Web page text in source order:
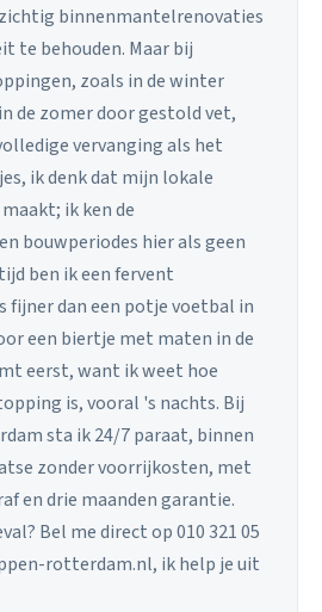
binnenmantelrenovaties
te behouden. Maar bij
zoals in de winter
de zomer door gestold vet,
vervanging als het
ik denk dat mijn lokale
ik ken de
bouwperiodes hier als geen
ben ik een fervent
fijner dan een potje voetbal in
een biertje met maten in de
eerst, want ik weet hoe
is, vooral 's nachts. Bij
sta ik 24/7 paraat, binnen
zonder voorrijkosten, met
en drie maanden garantie.
Bel me direct op 010 321 05
rotterdam.nl, ik help je uit